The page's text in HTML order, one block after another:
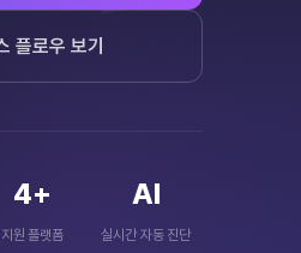
플로우 보기
4+
지원 플랫폼
AI
실시간 자동 진단